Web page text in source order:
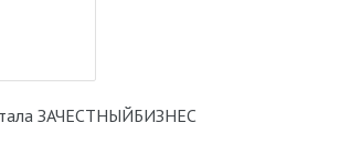
ЗАЧЕСТНЫЙБИЗНЕС